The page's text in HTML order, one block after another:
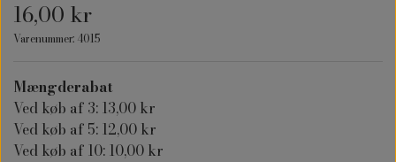
16,00 kr
Varenummer: 4015
Mængderabat
Ved køb af 3: 13,00 kr
Ved køb af 5: 12,00 kr
Ved køb af 10: 10,00 kr